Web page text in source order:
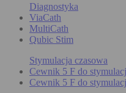
Diagnostyka
ViaCath
MultiCath
Qubic Stim
Stymulacja czasowa
Cewnik 5 F do
Cewnik 5 F do